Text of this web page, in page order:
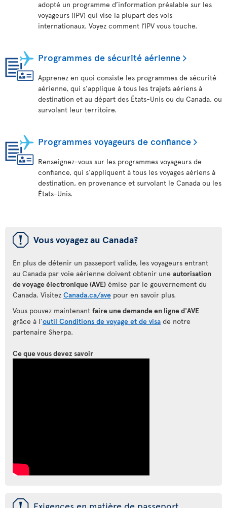
adopté un programme d’information préalable sur les
voyageurs (IPV) qui vise la plupart des vols
internationaux. Voyez comment l’IPV vous touche.
Programmes de sécurité aérienne
Apprenez en quoi consiste les programmes de sécurité
aérienne, qui s’applique à tous les trajets aériens à
destination et au départ des États-Unis ou du Canada, ou
survolant leur territoire.
Programmes voyageurs de confiance
Renseignez-vous sur les programmes voyageurs de
confiance, qui s'appliquent à tous les voyages aériens à
destination, en provenance et survolant le Canada ou les
États-Unis.
ü Vous voyagez au Canada?
En plus de détenir un passeport valide, les voyageurs entrant
au Canada par voie aérienne doivent obtenir une autorisation
de voyage électronique (AVE) émise par le gouvernement du
Canada. Visitez Canada.ca/ave pour en savoir plus.
Vous pouvez maintenant faire une demande en ligne d'AVE
grâce à l'outil Conditions de voyage et de visa
partenaire Sherpa.
Ce que vous devez savoir